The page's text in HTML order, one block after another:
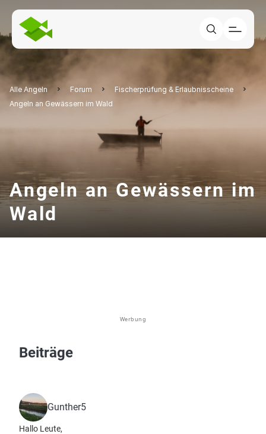
Alle Angeln Forum
Fischerprüfung & Erlaubnisscheine
Angeln an Gewässern im Wald
Angeln an Gewässern im
Wald
Werbung
Beiträge
Gunther5
Hallo Leute,